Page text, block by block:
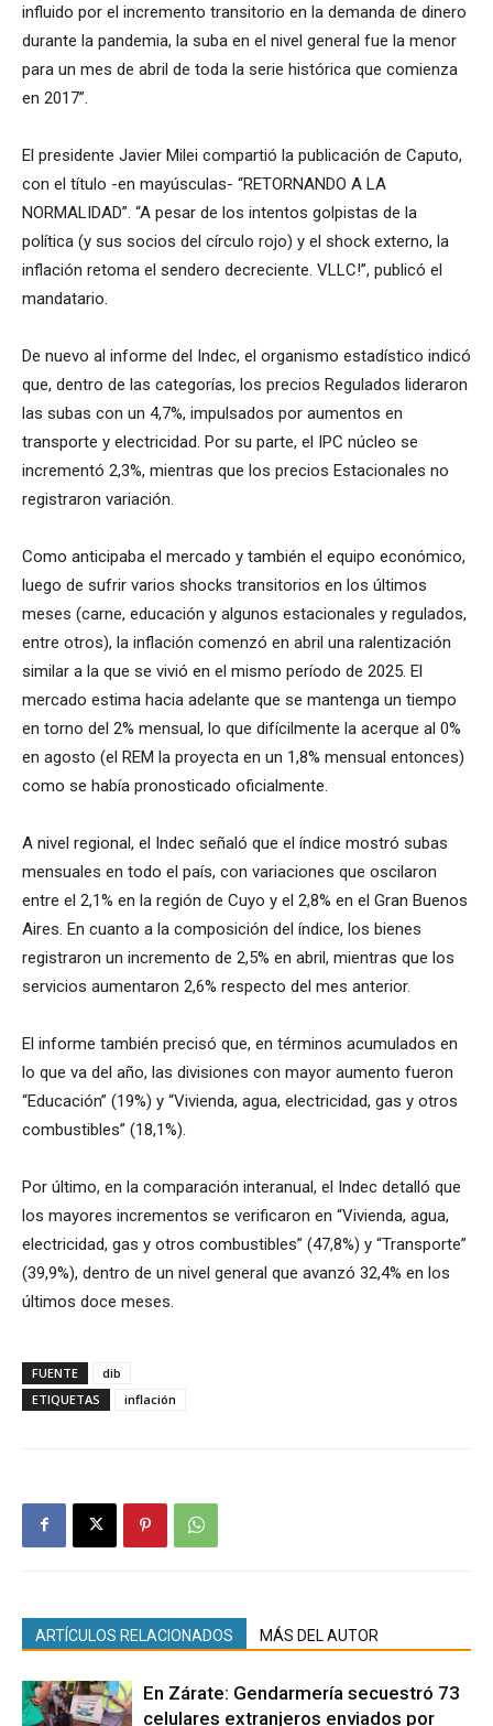
influido por el incremento transitorio en la demanda de dinero
durante la pandemia, la suba en el nivel general fue la menor
para un mes de abril de toda la serie histórica que comienza
en 2017”.
El presidente Javier Milei compartió la publicación de Caputo,
con el título -en mayúsculas- “RETORNANDO A LA
NORMALIDAD”. “A pesar de los intentos golpistas de la
política (y sus socios del círculo rojo) y el shock externo, la
inflación retoma el sendero decreciente. VLLC!”, publicó el
mandatario.
De nuevo al informe del Indec, el organismo estadístico indicó
que, dentro de las categorías, los precios Regulados lideraron
las subas con un 4,7%, impulsados por aumentos en
transporte y electricidad. Por su parte, el IPC núcleo se
incrementó 2,3%, mientras que los precios Estacionales no
registraron variación.
Como anticipaba el mercado y también el equipo económico,
luego de sufrir varios shocks transitorios en los últimos
meses (carne, educación y algunos estacionales y regulados,
entre otros), la inflación comenzó en abril una ralentización
similar a la que se vivió en el mismo período de 2025. El
mercado estima hacia adelante que se mantenga un tiempo
en torno del 2% mensual, lo que difícilmente la acerque al 0%
en agosto (el REM la proyecta en un 1,8% mensual entonces)
como se había pronosticado oficialmente.
A nivel regional, el Indec señaló que el índice mostró subas
mensuales en todo el país, con variaciones que oscilaron
entre el 2,1% en la región de Cuyo y el 2,8% en el Gran Buenos
Aires. En cuanto a la composición del índice, los bienes
registraron un incremento de 2,5% en abril, mientras que los
servicios aumentaron 2,6% respecto del mes anterior.
El informe también precisó que, en términos acumulados en
lo que va del año, las divisiones con mayor aumento fueron
“Educación” (19%) y “Vivienda, agua, electricidad, gas y otros
combustibles” (18,1%).
Por último, en la comparación interanual, el Indec detalló que
los mayores incrementos se verificaron en “Vivienda, agua,
electricidad, gas y otros combustibles” (47,8%) y “Transporte”
(39,9%), dentro de un nivel general que avanzó 32,4% en los
últimos doce meses.
FUENTE
dib
ETIQUETAS
inflación
ARTÍCULOS RELACIONADOS MÁS DEL AUTOR
En Zárate: Gendarmería secuestró 73
celulares extranjeros enviados por